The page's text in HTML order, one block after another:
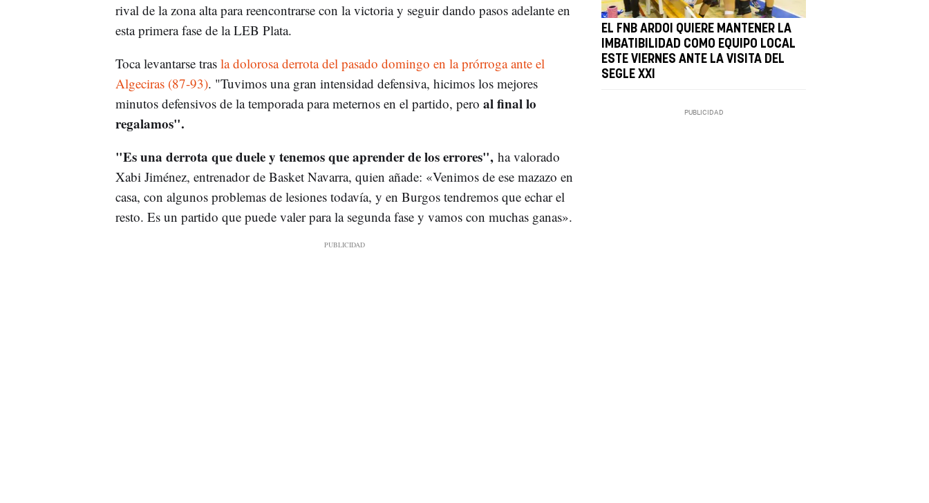
rival de la zona alta para reencontrarse con la victoria y seguir dando pasos adelante en
esta primera fase de la LEB Plata.
Toca levantarse trasla dolorosa derrota del pasado domingo en la prórroga ante el
Algeciras (87-93). "Tuvimos una gran intensidad defensiva, hicimos los mejores
minutos defensivos de la temporada para meternos en el partido, pero al final lo
regalamos".
"Es una derrota que duele y tenemos que aprender de los errores",ha valorado
Xabi Jiménez, entrenador de Basket Navarra, quien añade: «Venimos de ese mazazo en
casa, con algunos problemas de lesiones todavía, y en Burgos tendremos que echar el
resto. Es un partido que puede valer para la segunda fase y vamos con muchas ganas».
EL FNB ARDOI QUIERE MANTENER LA
IMBATIBILIDAD COMO EQUIPO LOCAL
ESTE VIERNES ANTE LA VISITA DEL
SEGLE XXI